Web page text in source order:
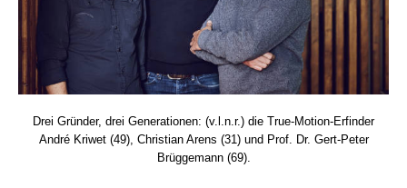
Drei Gründer, drei Generationen: (v.l.n.r.) die True-Motion-Erfinder
André Kriwet (49), Christian Arens (31) und Prof. Dr. Gert-Peter
Brüggemann (69).